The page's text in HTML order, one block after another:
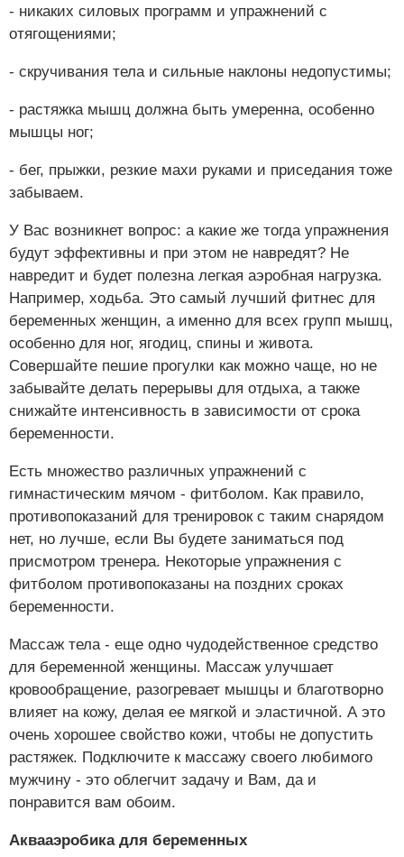
- никаких силовых программ и упражнений с
отягощениями;
- скручивания тела и сильные наклоны недопустимы;
- растяжка мышц должна быть умеренна, особенно
мышцы ног;
- бег, прыжки, резкие махи руками и приседания тоже
забываем.
У Вас возникнет вопрос: а какие же тогда упражнения
будут эффективны и при этом не навредят? Не
навредит и будет полезна легкая аэробная нагрузка.
Например, ходьба. Это самый лучший фитнес для
беременных женщин, а именно для всех групп мышц,
особенно для ног, ягодиц, спины и живота.
Совершайте пешие прогулки как можно чаще, но не
забывайте делать перерывы для отдыха, а также
снижайте интенсивность в зависимости от срока
беременности.
Есть множество различных упражнений с
гимнастическим мячом - фитболом. Как правило,
противопоказаний для тренировок с таким снарядом
нет, но лучше, если Вы будете заниматься под
присмотром тренера. Некоторые упражнения с
фитболом противопоказаны на поздних сроках
беременности.
Массаж тела - еще одно чудодейственное средство
для беременной женщины. Массаж улучшает
кровообращение, разогревает мышцы и благотворно
влияет на кожу, делая ее мягкой и эластичной. А это
очень хорошее свойство кожи, чтобы не допустить
растяжек. Подключите к массажу своего любимого
мужчину - это облегчит задачу и Вам, да и
понравится вам обоим.
Аквааэробика для беременных